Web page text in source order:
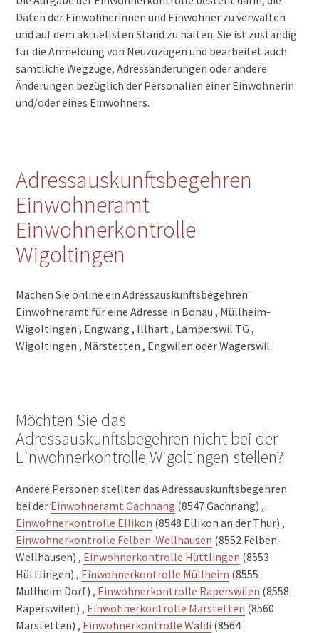
Daten der Einwohnerinnen und Einwohner zu verwalten
und auf dem aktuellsten Stand zu halten. Sie ist zuständig
für die Anmeldung von Neuzuzügen und bearbeitet auch
sämtliche Wegzüge, Adressänderungen oder andere
Änderungen bezüglich der Personalien einer Einwohnerin
und/oder eines Einwohners.
Adressauskunftsbegehren
Einwohneramt
Einwohnerkontrolle
Wigoltingen
Machen Sie online ein Adressauskunftsbegehren
Einwohneramt für eine Adresse in Bonau , Müllheim-
Wigoltingen , Engwang , Illhart , Lamperswil TG ,
Wigoltingen , Märstetten , Engwilen oder Wagerswil.
Möchten Sie das
Adressauskunftsbegehren nicht bei der
Einwohnerkontrolle Wigoltingen stellen?
Andere Personen stellten das Adressauskunftsbegehren
bei der Einwohneramt Gachnang (8547 Gachnang) ,
Einwohnerkontrolle Ellikon (8548 Ellikon an der Thur) ,
Einwohnerkontrolle Felben-Wellhausen (8552 Felben-
Wellhausen) , Einwohnerkontrolle Hüttlingen (8553
Hüttlingen) , Einwohnerkontrolle Müllheim (8555
Müllheim Dorf) , Einwohnerkontrolle Raperswilen (8558
Raperswilen) , Einwohnerkontrolle Märstetten (8560
Märstetten) , Einwohnerkontrolle Wäldi (8564